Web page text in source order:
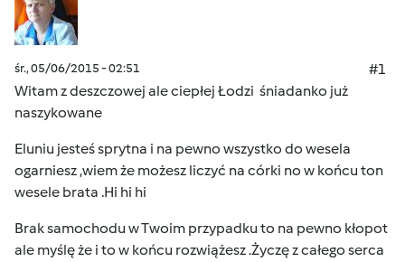
śr., 05/06/2015 - 02:51
#1
Witam z deszczowej ale ciepłej Łodzi śniadanko już
naszykowane
Eluniu jesteś sprytna i na pewno wszystko do wesela
ogarniesz ,wiem że możesz liczyć na córki no w końcu ton
wesele brata .Hi hi hi
Brak samochodu w Twoim przypadku to na pewno kłopot
ale myślę że i to w końcu rozwiążesz .Życzę z całego serca